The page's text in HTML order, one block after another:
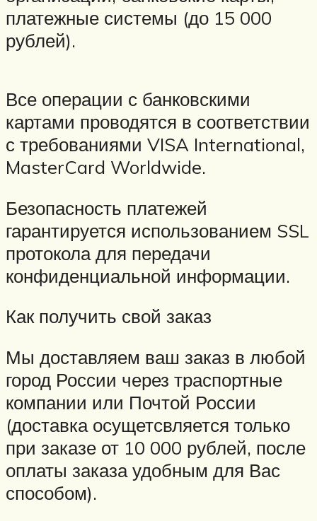
платежные системы (до 15 000
рублей).
Все операции с банковскими
картами проводятся в соответствии
с требованиями VISA International,
MasterCard Worldwide.
Безопасность платежей
гарантируется использованием SSL
протокола для передачи
конфиденциальной информации.
Как получить свой заказ
Мы доставляем ваш заказ в любой
город России через траспортные
компании или Почтой России
(доставка осущетсвляется только
при заказе от 10 000 рублей, после
оплаты заказа удобным для Вас
способом).